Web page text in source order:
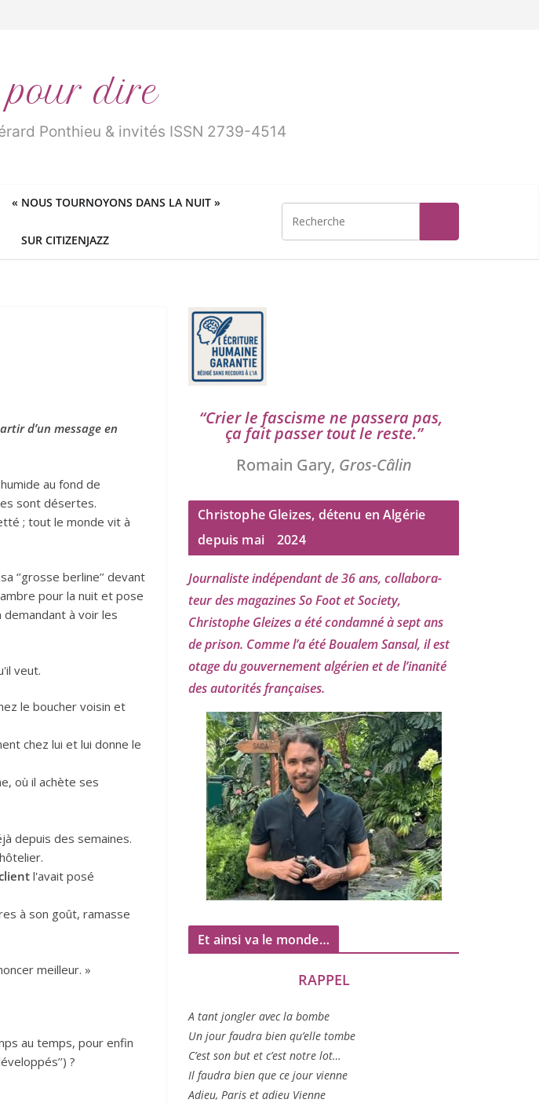
pour dire
Ponthieu & invités ISSN 2739-4514
« NOUS TOURNOYONS DANS LA NUIT »
SUR CITIZENJAZZ
d’un message en
au fond de
sont désertes.
; tout le monde vit à
‘’grosse berline’’ devant
pour la nuit et pose
à voir les
veut.
le boucher voisin et
chez lui et lui donne le
où il achète ses
depuis des semaines.
l'avait posé
à son goût, ramasse
meilleur. »
au temps, pour enfin
?
“Crier le fas­cisme ne pas­se­ra pas,
ça fait pas­ser tout le reste.”
Romain Gary, Gros-Câlin
Christophe Gleizes, détenu en Algérie
depuis mai
2024
Journaliste indé­pen­dant de36ans, col­la­bo­ra­
teur des maga­zines So Foot et Society,
Christophe Gleizesa été condam­né à sept ans
de pri­son. Comme l’a été Boualem Sansal, il est
otage du gou­ver­ne­ment algé­rien et de l’i­na­ni­té
des auto­ri­tés françaises.
Et ainsi va le monde…
RAPPEL
A tant jon­gler avec la bombe
Un jour fau­dra bien qu’elle tombe
C’est son but et c’est notre lot…
Il fau­dra bien que ce jour vienne
Adieu, Paris et adieu Vienne